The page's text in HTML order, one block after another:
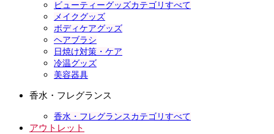
ビューティーグッズカテゴリすべて
メイクグッズ
ボディケアグッズ
ヘアブラシ
日焼け対策・ケア
冷温グッズ
美容器具
香水・フレグランス
香水・フレグランスカテゴリすべて
アウトレット